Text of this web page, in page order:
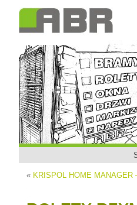
« KRISPOL HOME MANAGER